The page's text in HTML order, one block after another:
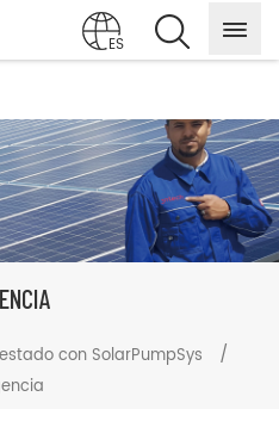
ES
con SolarPumpSys /